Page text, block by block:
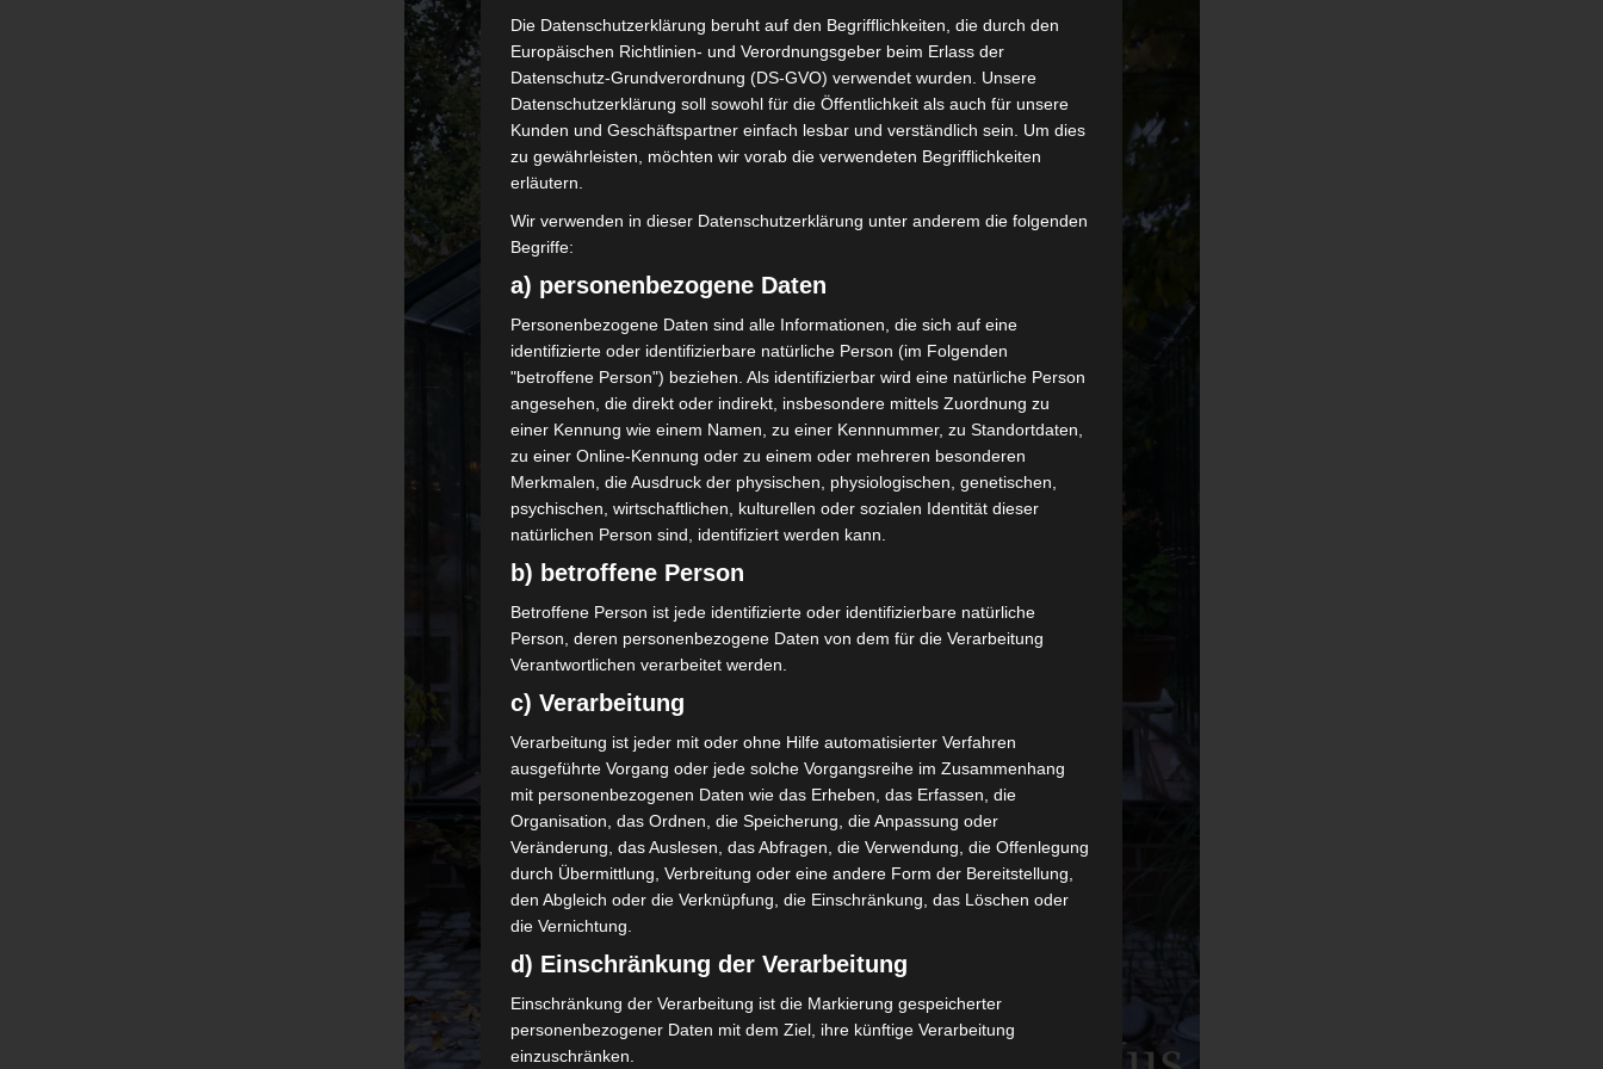
Die Datenschutzerklärung beruht auf den Begrifflichkeiten, die durch den
Europäischen Richtlinien- und Verordnungsgeber beim Erlass der
Datenschutz-Grundverordnung (DS-GVO) verwendet wurden. Unsere
Datenschutzerklärung soll sowohl für die Öffentlichkeit als auch für unsere
Kunden und Geschäftspartner einfach lesbar und verständlich sein. Um dies
zu gewährleisten, möchten wir vorab die verwendeten Begrifflichkeiten
erläutern.
Wir verwenden in dieser Datenschutzerklärung unter anderem die folgenden
Begriffe:
a) personenbezogene Daten
Personenbezogene Daten sind alle Informationen, die sich auf eine
identifizierte oder identifizierbare natürliche Person (im Folgenden
"betroffene Person") beziehen. Als identifizierbar wird eine natürliche Person
angesehen, die direkt oder indirekt, insbesondere mittels Zuordnung zu
einer Kennung wie einem Namen, zu einer Kennnummer, zu Standortdaten,
zu einer Online-Kennung oder zu einem oder mehreren besonderen
Merkmalen, die Ausdruck der physischen, physiologischen, genetischen,
psychischen, wirtschaftlichen, kulturellen oder sozialen Identität dieser
natürlichen Person sind, identifiziert werden kann.
b) betroffene Person
Betroffene Person ist jede identifizierte oder identifizierbare natürliche
Person, deren personenbezogene Daten von dem für die Verarbeitung
Verantwortlichen verarbeitet werden.
c) Verarbeitung
Verarbeitung ist jeder mit oder ohne Hilfe automatisierter Verfahren
ausgeführte Vorgang oder jede solche Vorgangsreihe im Zusammenhang
mit personenbezogenen Daten wie das Erheben, das Erfassen, die
Organisation, das Ordnen, die Speicherung, die Anpassung oder
Veränderung, das Auslesen, das Abfragen, die Verwendung, die Offenlegung
durch Übermittlung, Verbreitung oder eine andere Form der Bereitstellung,
den Abgleich oder die Verknüpfung, die Einschränkung, das Löschen oder
die Vernichtung.
d) Einschränkung der Verarbeitung
Einschränkung der Verarbeitung ist die Markierung gespeicherter
personenbezogener Daten mit dem Ziel, ihre künftige Verarbeitung
einzuschränken.